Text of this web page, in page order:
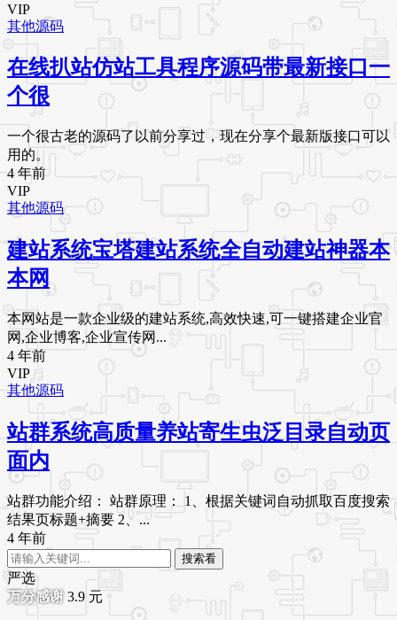
VIP
其他源码
在线扒站仿站工具程序源码带最新接口一
个很
一个很古老的源码了以前分享过，现在分享个最新版接口可以
用的。
4 年前
VIP
其他源码
建站系统宝塔建站系统全自动建站神器本
本网
本网站是一款企业级的建站系统,高效快速,可一键搭建企业官
网,企业博客,企业宣传网...
4 年前
VIP
其他源码
站群系统高质量养站寄生虫泛目录自动页
面内
站群功能介绍： 站群原理： 1、根据关键词自动抓取百度搜索
结果页标题+摘要 2、...
4 年前
搜索看
严选
3.9 元